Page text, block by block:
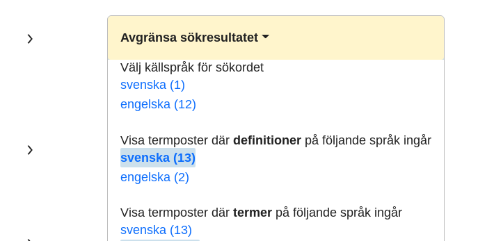
Avgränsa sökresultatet
Välj källspråk för sökordet
svenska (1)
engelska (12)
Visa termposter därdefinitioner på följande språk ingår
svenska (13)
engelska (2)
Visa termposter därtermer på följande språk ingår
svenska (13)